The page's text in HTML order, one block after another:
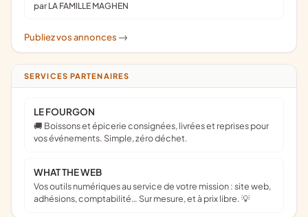
par LA FAMILLE MAGHEN
Publiez vos annonces ->
SERVICES PARTENAIRES
LE FOURGON
🚚 Boissons et épicerie consignées, livrées et reprises pour
vos événements. Simple, zéro déchet.
WHAT THE WEB
Vos outils numériques au service de votre mission : site web,
adhésions, comptabilité… Sur mesure, et à prix libre. 💡